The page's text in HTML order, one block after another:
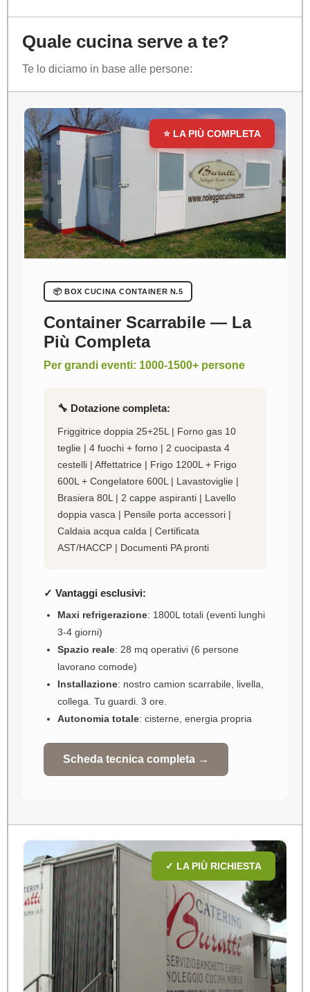
Quale cucina serve a te?
Te lo diciamo in base alle persone:
⭐ LA PIÙ COMPLETA
📦 BOX CUCINA CONTAINER N.5
Container Scarrabile — La
Più Completa
Per grandi eventi: 1000-1500+ persone
🔧 Dotazione completa:
Friggitrice doppia 25+25L | Forno gas 10
teglie | 4 fuochi + forno | 2 cuocipasta 4
cestelli | Affettatrice | Frigo 1200L + Frigo
600L + Congelatore 600L | Lavastoviglie |
Brasiera 80L | 2 cappe aspiranti | Lavello
doppia vasca | Pensile porta accessori |
Caldaia acqua calda | Certificata
AST/HACCP | Documenti PA pronti
✓ Vantaggi esclusivi:
Maxi refrigerazione: 1800L totali (eventi lunghi
3-4 giorni)
Spazio reale: 28 mq operativi (6 persone
lavorano comode)
Installazione: nostro camion scarrabile, livella,
collega. Tu guardi. 3 ore.
Autonomia totale: cisterne, energia propria
Scheda tecnica completa →
✓ LA PIÙ RICHIESTA